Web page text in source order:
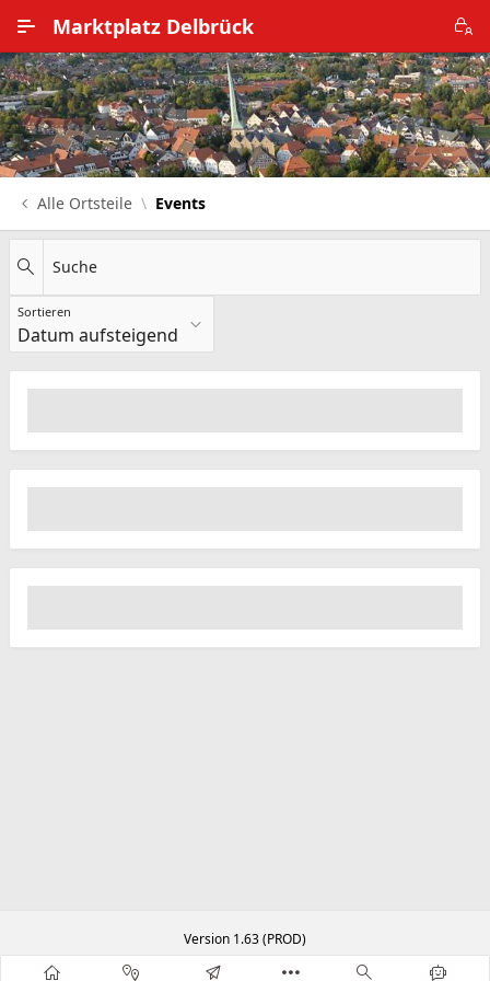
Marktplatz Delbrück
Alle Ortsteile
Impressum
Datenschutz
Alle Ortsteile Events
Suche
Sortieren
Version 1.63 (PROD)